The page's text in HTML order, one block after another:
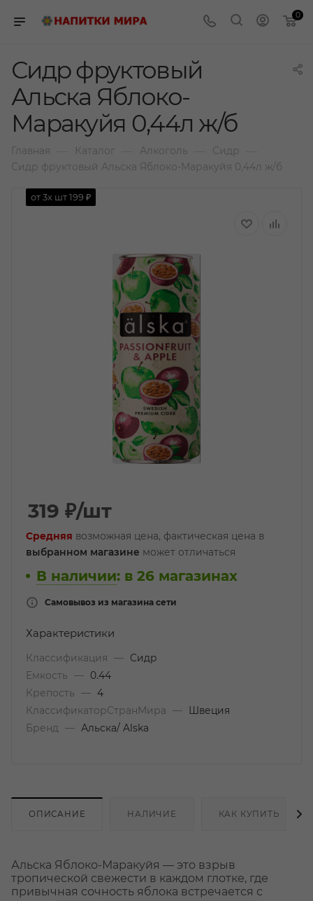
0
Сидр фруктовый
Альска Яблоко-
Маракуйя 0,44л ж/б
Главная Каталог Алкоголь Сидр
Сидр фруктовый Альска Яблоко-Маракуйя 0,44л ж/б
от 3х шт 199 ₽
319 ₽/шт
Средняя возможная цена, фактическая цена в
выбранном магазине может отличаться
В наличии: в 26 магазинах
Самовывоз из магазина сети
Характеристики
Классификация —
Сидр
Емкость
—
0.44
Крепость
— 4
КлассификаторСтранМира
—
Швеция
Бренд
— Альска/ Alska
ОПИСАНИЕ НАЛИЧИЕ КАК КУПИТЬ
Альска Яблоко-Маракуйя — это взрыв
тропической свежести в каждом глотке, где
привычная сочность яблока встречается с